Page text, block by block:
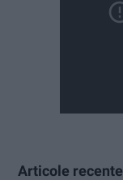
Articole recente